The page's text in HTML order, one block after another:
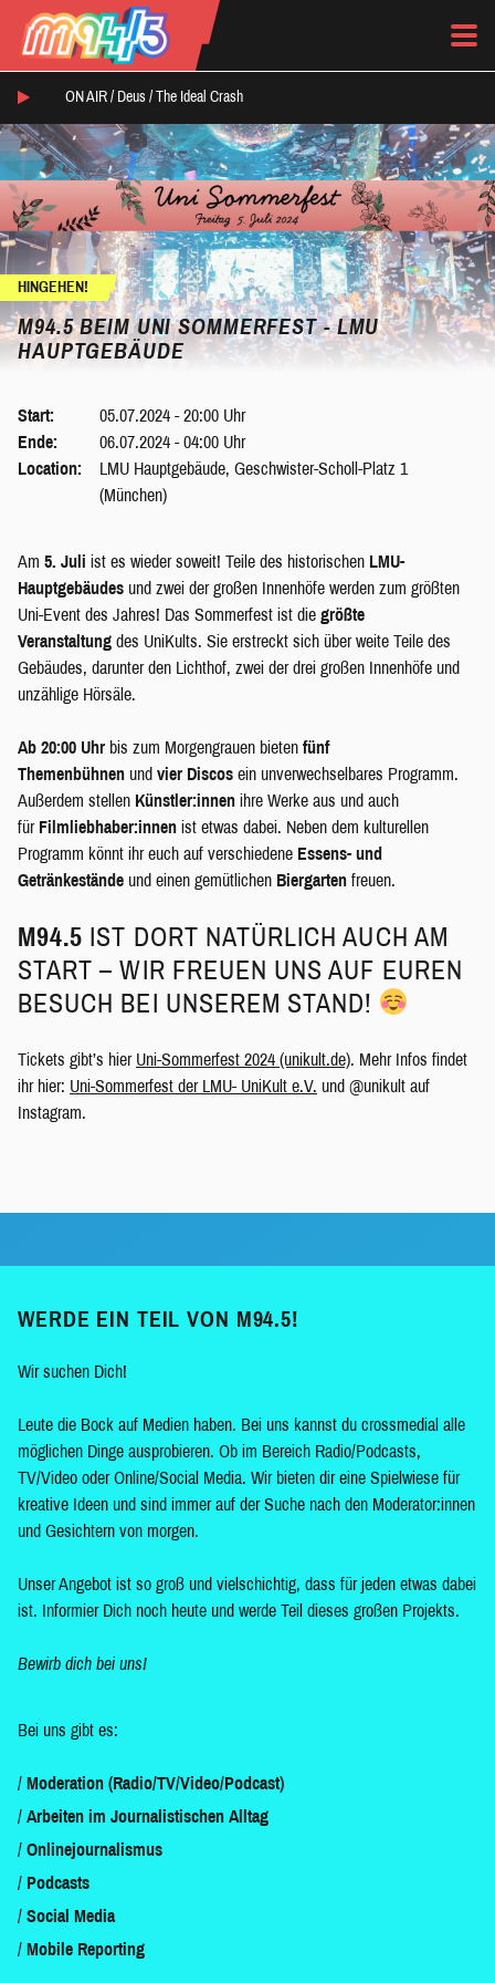
ON AIR / Deus / The Ideal Crash
HINGEHEN!
M94.5 BEIM UNI SOMMERFEST - LMU
HAUPTGEBÄUDE
Start:
Ende:
Location:
05.07.2024 - 20:00 Uhr
06.07.2024 - 04:00 Uhr
LMU Hauptgebäude, Geschwister-Scholl-Platz 1
(München)
Am 5. Juli ist es wieder soweit! Teile des historischen LMU-
Hauptgebäudes und zwei der großen Innenhöfe werden zum größten
Uni-Event des Jahres! Das Sommerfest ist die größte
Veranstaltung des UniKults. Sie erstreckt sich über weite Teile des
Gebäudes, darunter den Lichthof, zwei der drei großen Innenhöfe und
unzählige Hörsäle.
Ab 20:00 Uhr bis zum Morgengrauen bieten fünf
Themenbühnen und vier Discos ein unverwechselbares Programm.
Außerdem stellen Künstler:innen ihre Werke aus und auch
für Filmliebhaber:innen ist etwas dabei. Neben dem kulturellen
Programm könnt ihr euch auf verschiedene Essens- und
Getränkestände und einen gemütlichen Biergarten freuen.
M94.5 IST DORT NATÜRLICH AUCH AM
START – WIR FREUEN UNS AUF EUREN
BESUCH BEI UNSEREM STAND!
Tickets gibt’s hier Uni-Sommerfest 2024 (unikult.de). Mehr Infos findet
ihr hier: Uni-Sommerfest der LMU- UniKult e.V. und @unikult auf
Instagram.
WERDE EIN TEIL VON M94.5!
Wir suchen Dich!
Leute die Bock auf Medien haben. Bei uns kannst du crossmedial alle
möglichen Dinge ausprobieren. Ob im Bereich Radio/Podcasts,
TV/Video oder Online/Social Media. Wir bieten dir eine Spielwiese für
kreative Ideen und sind immer auf der Suche nach den Moderator:innen
und Gesichtern von morgen.
Unser Angebot ist so groß und vielschichtig, dass für jeden etwas dabei
ist. Informier Dich noch heute und werde Teil dieses großen Projekts.
Bewirb dich bei uns!
Bei uns gibt es:
Moderation (Radio/TV/Video/Podcast)
Arbeiten im Journalistischen Alltag
Onlinejournalismus
Podcasts
Social Media
Mobile Reporting